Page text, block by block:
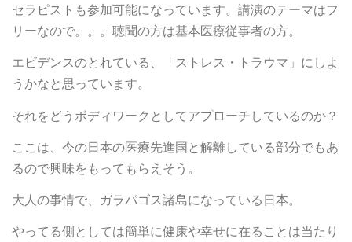
セラピストも参加可能になっています。講演のテーマはフ
リーなので。。。聴聞の方は基本医療従事者の方。
エビデンスのとれている、「ストレス・トラウマ」にしよ
うかなと思っています。
それをどうボディワークとしてアプローチしているのか？
ここは、今の日本の医療先進国と解離している部分でもあ
るので興味をもってもらえそう。
大人の事情で、ガラパゴス諸島になっている日本。
やってる側としては簡単に健康や幸せに在ることは当たり